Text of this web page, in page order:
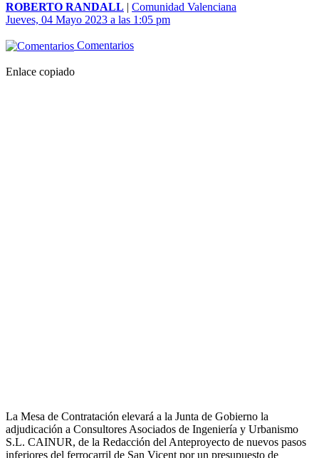
ROBERTO RANDALL | Comunidad Valenciana
Jueves, 04 Mayo 2023 a las 1:05 pm
Comentarios
Enlace copiado
La Mesa de Contratación elevará a la Junta de Gobierno la
adjudicación a Consultores Asociados de Ingeniería y Urbanismo
S.L. CAINUR, de la Redacción del Anteproyecto de nuevos pasos
inferiores del ferrocarril de San Vicent por un presupuesto de